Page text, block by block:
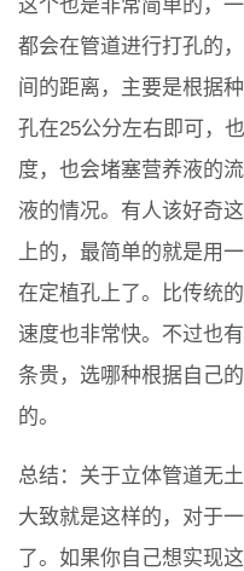
这个也是非常简单的，
都会在管道进行打孔的
间的距离，主要是根据
孔在25公分左右即可，
度，也会堵塞营养液的
液的情况。有人该好奇
上的，最简单的就是用
在定植孔上了。比传统
速度也非常快。不过也
条贵，选哪种根据自己
的。
总结：关于立体管道无
大致就是这样的，对于
了。如果你自己想实现